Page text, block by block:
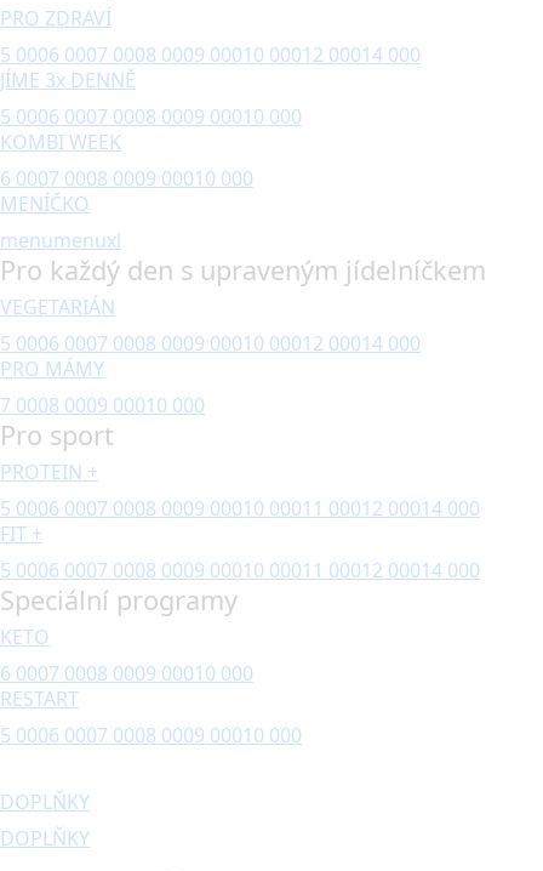
PRO ZDRAVÍ
5 0006 0007 0008 0009 00010 00012 00014 000
JÍME 3x DENNĚ
5 0006 0007 0008 0009 00010 000
KOMBI WEEK
6 0007 0008 0009 00010 000
MENÍČKO
menumenuxl
Pro každý den s upraveným jídelníčkem
VEGETARIÁN
5 0006 0007 0008 0009 00010 00012 00014 000
PRO MÁMY
7 0008 0009 00010 000
Pro sport
PROTEIN +
5 0006 0007 0008 0009 00010 00011 00012 00014 000
FIT +
5 0006 0007 0008 0009 00010 00011 00012 00014 000
Speciální programy
KETO
6 0007 0008 0009 00010 000
RESTART
5 0006 0007 0008 0009 00010 000
DOPLŇKY
DOPLŇKY